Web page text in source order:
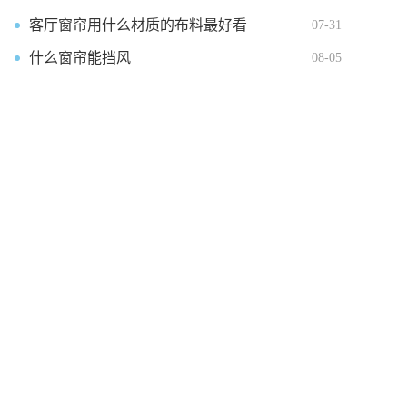
客厅窗帘用什么材质的布料最好看 07-31
什么窗帘能挡风 08-05